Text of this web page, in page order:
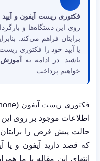
فکتوری ریست آیفون و آیپد
روی این دستگاه‌‌ها و
برایتان فراهم می‌کند.
یا آیپد خود را فکتوری ریست
باشید. در ادامه به
خواهیم پرداخت.
اطلاعات موجود بر روی این
حالت پیش فرض را برایتان
که قصد دارید آیفون و یا
انتهای این مقاله با ما